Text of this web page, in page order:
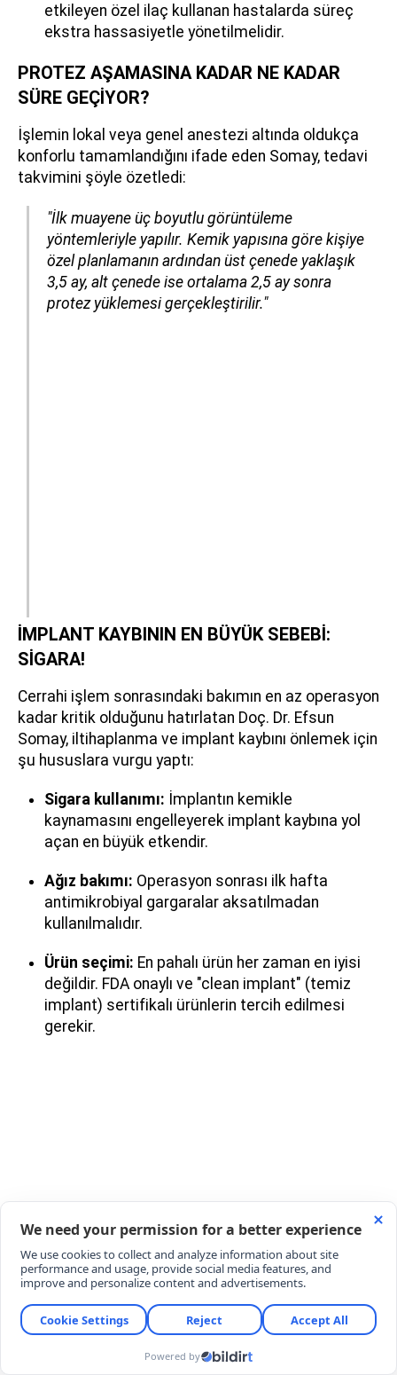
etkileyen özel ilaç kullanan hastalarda süreç
ekstra hassasiyetle yönetilmelidir.
PROTEZ AŞAMASINA KADAR NE KADAR
SÜRE GEÇİYOR?
İşlemin lokal veya genel anestezi altında oldukça
konforlu tamamlandığını ifade eden Somay, tedavi
takvimini şöyle özetledi:
"İlk muayene üç boyutlu görüntüleme
yöntemleriyle yapılır. Kemik yapısına göre kişiye
özel planlamanın ardından üst çenede yaklaşık
3,5 ay, alt çenede ise ortalama 2,5 ay sonra
protez yüklemesi gerçekleştirilir."
İMPLANT KAYBININ EN BÜYÜK SEBEBİ:
SİGARA!
Cerrahi işlem sonrasındaki bakımın en az operasyon
kadar kritik olduğunu hatırlatan Doç. Dr. Efsun
Somay, iltihaplanma ve implant kaybını önlemek için
şu hususlara vurgu yaptı:
Sigara kullanımı: İmplantın kemikle
kaynamasını engelleyerek implant kaybına yol
açan en büyük etkendir.
Ağız bakımı: Operasyon sonrası ilk hafta
antimikrobiyal gargaralar aksatılmadan
kullanılmalıdır.
Ürün seçimi: En pahalı ürün her zaman en iyisi
değildir. FDA onaylı ve "clean implant" (temiz
implant) sertifikalı ürünlerin tercih edilmesi
gerekir.